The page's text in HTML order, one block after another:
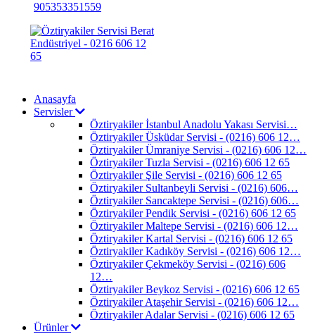
905353351559
Anasayfa
Servisler
Öztiryakiler İstanbul Anadolu Yakası Servisi…
Öztiryakiler Üsküdar Servisi - (0216) 606 12…
Öztiryakiler Ümraniye Servisi - (0216) 606 12…
Öztiryakiler Tuzla Servisi - (0216) 606 12 65
Öztiryakiler Şile Servisi - (0216) 606 12 65
Öztiryakiler Sultanbeyli Servisi - (0216) 606…
Öztiryakiler Sancaktepe Servisi - (0216) 606…
Öztiryakiler Pendik Servisi - (0216) 606 12 65
Öztiryakiler Maltepe Servisi - (0216) 606 12…
Öztiryakiler Kartal Servisi - (0216) 606 12 65
Öztiryakiler Kadıköy Servisi - (0216) 606 12…
Öztiryakiler Çekmeköy Servisi - (0216) 606
12…
Öztiryakiler Beykoz Servisi - (0216) 606 12 65
Öztiryakiler Ataşehir Servisi - (0216) 606 12…
Öztiryakiler Adalar Servisi - (0216) 606 12 65
Ürünler